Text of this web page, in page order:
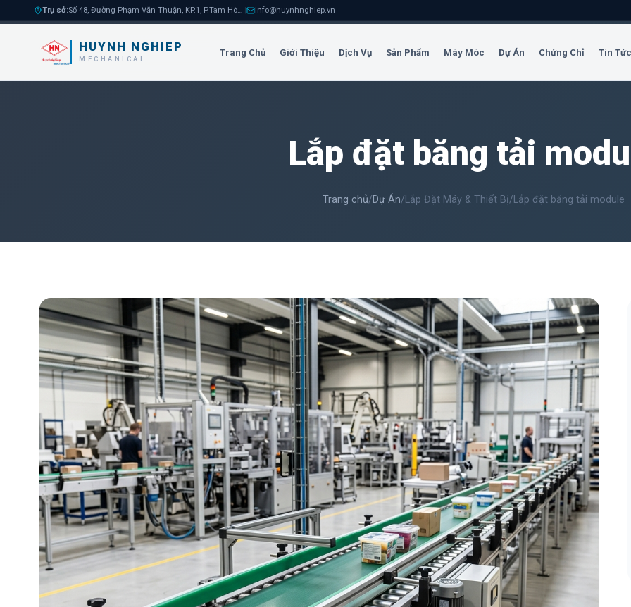
Trụ sở: Số 48, Đường Phạm Văn Thuận, KP.1, P.Tam Hòa, TP.Biên Hòa | info@huynhnghiep.vn
HUYNH NGHIEP
MECHANICAL
Trang Chủ Giới Thiệu Dịch Vụ Sản Phẩm Máy Móc Dự Án Chứng Chỉ Tin Tức
Lắp đặt băng tải
Trang chủ/Dự Án/Lắp Đặt Máy & Thiết Bị/Lắp đặt băng tải module